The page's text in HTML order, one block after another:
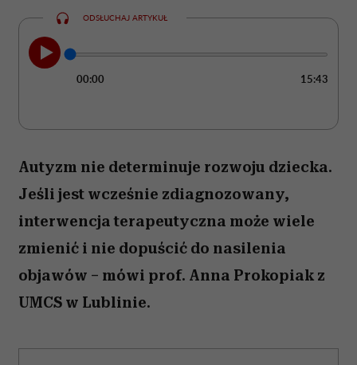
ODSŁUCHAJ ARTYKUŁ
00:00 15:43
Autyzm nie determinuje rozwoju dziecka.
Jeśli jest wcześnie zdiagnozowany,
interwencja terapeutyczna może wiele
zmienić i nie dopuścić do nasilenia
objawów – mówi prof. Anna Prokopiak z
UMCS w Lublinie.